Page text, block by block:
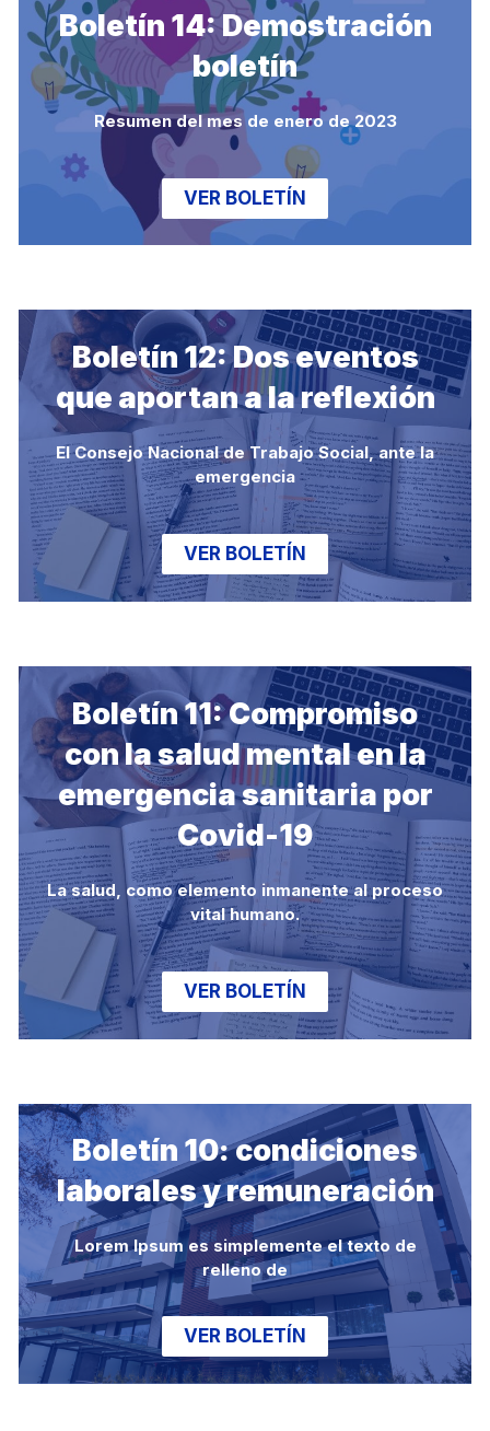
Boletín 14: Demostración
boletín
Resumen del mes de enero de 2023
VER BOLETÍN
Boletín 12: Dos eventos
que aportan a la reflexión
El Consejo Nacional de Trabajo Social, ante la
emergencia
VER BOLETÍN
Boletín 11: Compromiso
con la salud mental en la
emergencia sanitaria por
Covid-19
La salud, como elemento inmanente al proceso
vital humano.
VER BOLETÍN
Boletín 10: condiciones
laborales y remuneración
Lorem Ipsum es simplemente el texto de
relleno de
VER BOLETÍN